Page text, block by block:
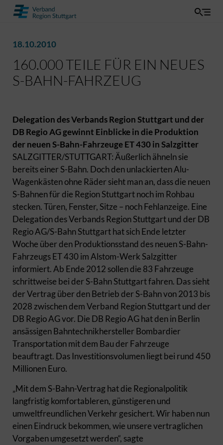
18.10.2010
160.000 TEILE FÜR EIN NEUES
S-BAHN-FAHRZEUG
Delegation des Verbands Region Stuttgart und der
DB Regio AG gewinnt Einblicke in die Produktion
der neuen S-Bahn-Fahrzeuge ET 430 in Salzgitter
SALZGITTER/STUTTGART: Äußerlich ähneln sie
bereits einer S-Bahn. Doch den unlackierten Alu-
Wagenkästen ohne Räder sieht man an, dass die neuen
S-Bahnen für die Region Stuttgart noch im Rohbau
stecken. Türen, Fenster, Sitze – noch Fehlanzeige. Eine
Delegation des Verbands Region Stuttgart und der DB
Regio AG/S-Bahn Stuttgart hat sich Ende letzter
Woche über den Produktionsstand des neuen S-Bahn-
Fahrzeugs ET 430 im Alstom-Werk Salzgitter
informiert. Ab Ende 2012 sollen die 83 Fahrzeuge
schrittweise bei der S-Bahn Stuttgart fahren. Das sieht
der Vertrag über den Betrieb der S-Bahn von 2013 bis
2028 zwischen dem Verband Region Stuttgart und der
DB Regio AG vor. Die DB Regio AG hat den in Berlin
ansässigen Bahntechnikhersteller Bombardier
Transportation mit dem Bau der Fahrzeuge
beauftragt. Das Investitionsvolumen liegt bei rund 450
Millionen Euro.
„Mit dem S-Bahn-Vertrag hat die Regionalpolitik
langfristig komfortableren, günstigeren und
umweltfreundlichen Verkehr gesichert. Wir haben nun
einen Eindruck bekommen, wie unsere vertraglichen
Vorgaben umgesetzt werden“, sagte